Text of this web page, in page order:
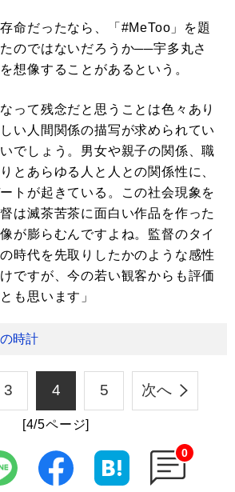
命だったなら、「#MeToo」を題
のではないだろうか──宇多丸さ
想像することがあるという。
って残念だと思うことは色々あり
い人間関係の描写が求められてい
でしょう。男女や親子の関係、職
とあらゆる人と人との関係性に、
トが起きている。この社会現象を
は滅茶苦茶に面白い作品を作った
が膨らむんですよね。監督のタイ
時代を先取りしたかのような感性
ですが、今の若い観客からも評価
も思います」
時計
3 4 5 次へ
[4/5ページ]
0